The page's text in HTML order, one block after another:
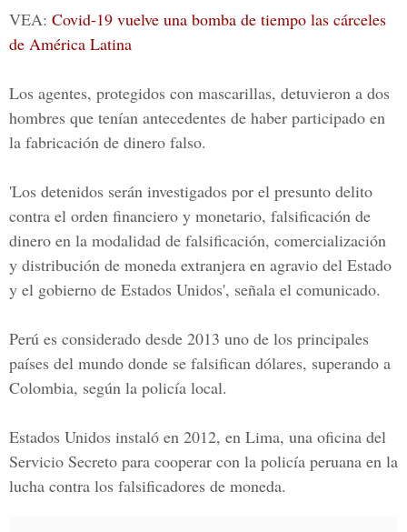
VEA: Covid-19 vuelve una bomba de tiempo las cárceles
de América Latina
Los agentes, protegidos con mascarillas, detuvieron a dos
hombres que tenían antecedentes de haber participado en
la fabricación de dinero falso.
'Los detenidos serán investigados por el presunto delito
contra el orden financiero y monetario, falsificación de
dinero en la modalidad de falsificación, comercialización
y distribución de moneda extranjera en agravio del Estado
y el gobierno de Estados Unidos', señala el comunicado.
Perú es considerado desde 2013 uno de los principales
países del mundo donde se falsifican dólares, superando a
Colombia, según la policía local.
Estados Unidos instaló en 2012, en Lima, una oficina del
Servicio Secreto para cooperar con la policía peruana en la
lucha contra los falsificadores de moneda.